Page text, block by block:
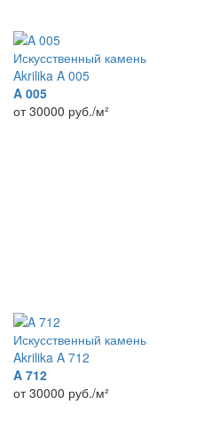
Искусственный камень
Akrilika A 005
A 005
от 30000 руб./м²
Искусственный камень
Akrilika A 712
A 712
от 30000 руб./м²